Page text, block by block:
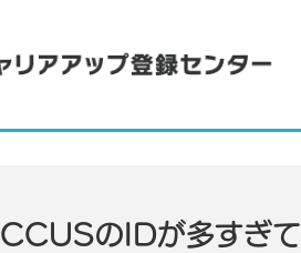
CCUSのIDが多すぎ